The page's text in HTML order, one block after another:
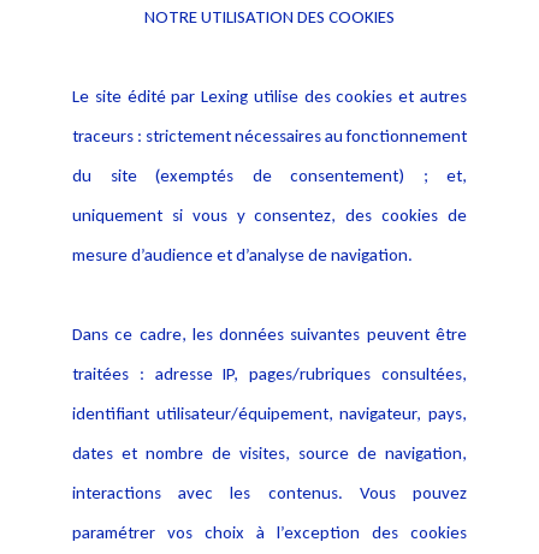
Alerte professionnelle
Déclaration d'accessibilité
Notice Légale
Politique de protection des
données
Publications
NOTRE UTILISATION DES COOKIES
Le site édité par Lexing utilise des cookies et autres
traceurs : strictement nécessaires au fonctionnement
du site (exemptés de consentement) ; et,
uniquement si vous y consentez, des cookies de
mesure d’audience et d’analyse de navigation.
Dans ce cadre, les données suivantes peuvent être
traitées : adresse IP, pages/rubriques consultées,
identifiant utilisateur/équipement, navigateur, pays,
dates et nombre de visites, source de navigation,
interactions avec les contenus. Vous pouvez
paramétrer vos choix à l’exception des cookies